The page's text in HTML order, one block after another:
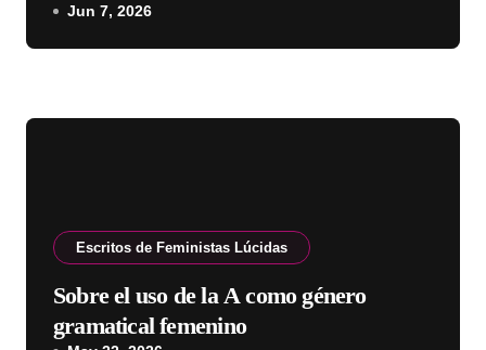
Jun 7, 2026
Escritos de Feministas Lúcidas
Sobre el uso de la A como género
gramatical femenino